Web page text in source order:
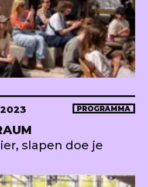
PROGRAMMA
slapen doe je